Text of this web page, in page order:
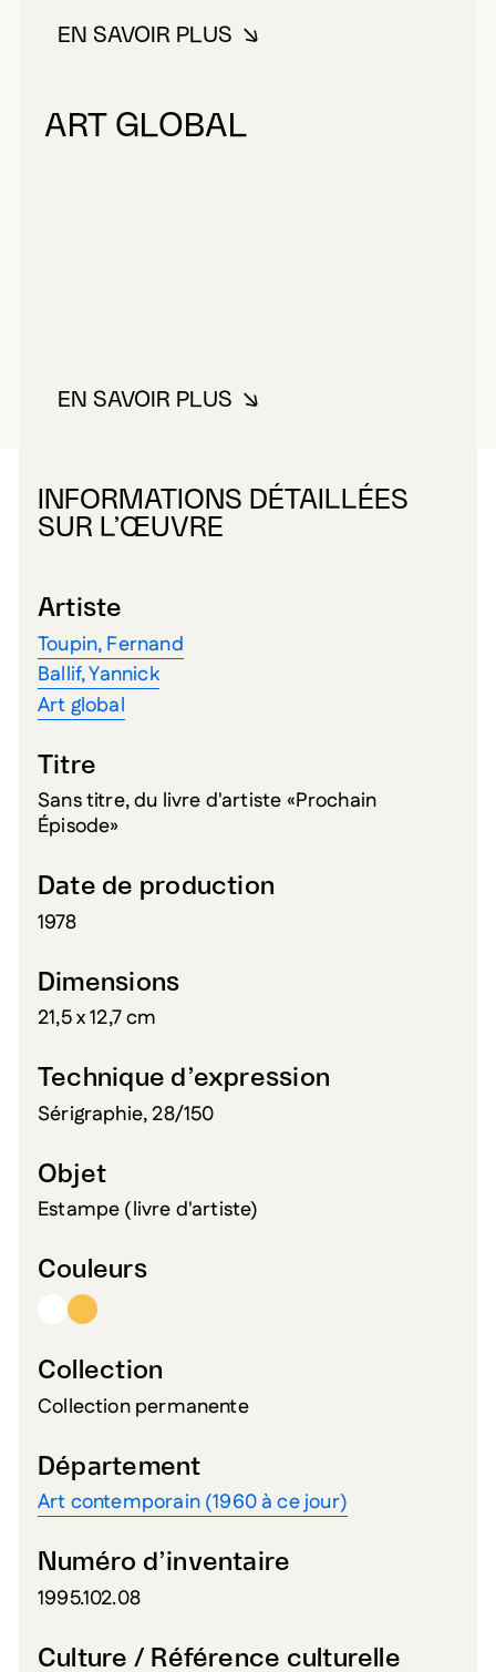
EN SAVOIR PLUSÀ PROPOS DE BALLIF, YANNICK
ART GLOBAL
EN SAVOIR PLUSÀ PROPOS DE ART GLOBAL
INFORMATIONS DÉTAILLÉES
SUR L’ŒUVRE
Artiste
Toupin, Fernand
Ballif, Yannick
Art global
Titre
Sans titre, du livre d'artiste «Prochain
Épisode»
Date de production
1978
Dimensions
21,5 x 12,7 cm
Technique d’expression
Sérigraphie, 28/150
Objet
Estampe (livre d'artiste)
Couleurs
Collection
Collection permanente
Département
Art contemporain (1960 à ce jour)
Numéro d’inventaire
1995.102.08
Culture / Référence culturelle